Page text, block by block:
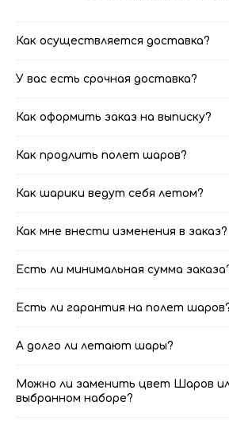
Как осуществляется доставка?
У вас есть срочная доставка?
Как оформить заказ на выписку?
Как продлить полет шаров?
Как шарики ведут себя летом?
Как мне внести изменения в заказ?
Есть ли минимальная сумма
Есть ли гарантия на полет
А долго ли летают шары?
Можно ли заменить цвет Шаров
выбранном наборе?